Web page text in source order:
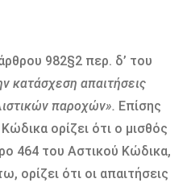
982§2 περ. δ’ του
κατάσχεση απαιτήσεις
παροχών». Επίσης
ορίζει ότι ο μισθός
464 του Αστικού Κώδικα,
ορίζει ότι οι απαιτήσεις